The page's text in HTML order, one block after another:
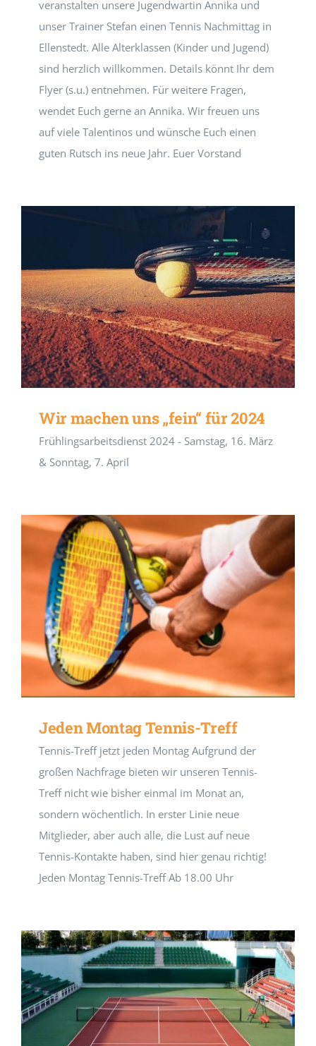
veranstalten unsere Jugendwartin Annika und
unser Trainer Stefan einen Tennis Nachmittag in
Ellenstedt. Alle Alterklassen (Kinder und Jugend)
sind herzlich willkommen. Details könnt Ihr dem
Flyer (s.u.) entnehmen. Für weitere Fragen,
wendet Euch gerne an Annika. Wir freuen uns
auf viele Talentinos und wünsche Euch einen
guten Rutsch ins neue Jahr. Euer Vorstand
Wir machen uns „fein“ für 2024
Frühlingsarbeitsdienst 2024 - Samstag, 16. März
& Sonntag, 7. April
Jeden Montag Tennis-Treff
Tennis-Treff jetzt jeden Montag Aufgrund der
großen Nachfrage bieten wir unseren Tennis-
Treff nicht wie bisher einmal im Monat an,
sondern wöchentlich. In erster Linie neue
Mitglieder, aber auch alle, die Lust auf neue
Tennis-Kontakte haben, sind hier genau richtig!
Jeden Montag Tennis-Treff Ab 18.00 Uhr